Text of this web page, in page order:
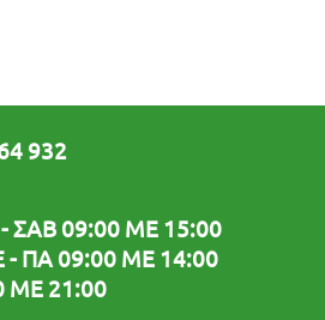
932
ΣΑΒ 09:00 ΜΕ 15:00
- ΠΑ 09:00 ΜΕ 14:00
ΜΕ 21:00